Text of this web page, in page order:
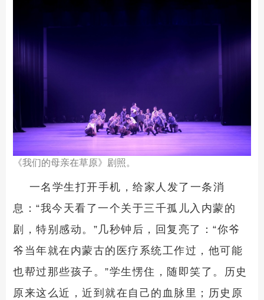
《我们的母亲在草原》剧照。
一名学生打开手机，给家人发了一条消
息：“我今天看了一个关于三千孤儿入内蒙的
剧，特别感动。”几秒钟后，回复亮了：“你爷
爷当年就在内蒙古的医疗系统工作过，他可能
也帮过那些孩子。”学生愣住，随即笑了。历史
原来这么近，近到就在自己的血脉里；历史原